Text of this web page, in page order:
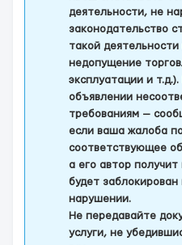
деятельности, не
законодательство
такой
недопущение
эксплуатации и
объявлении
требованиям —
если ваша жалоба
соответствующее
а его автор
будет
нарушении.
Не передавайте
услуги, не